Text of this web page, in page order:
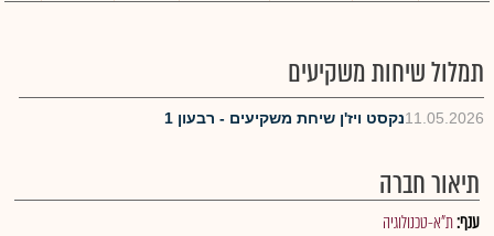
תמלול שיחות משקיעים
11.05.2026נקסט ויז'ן שיחת משקיעים - רבעון 1
תיאור חברה
ענף:ת"א-טכנולוגיה